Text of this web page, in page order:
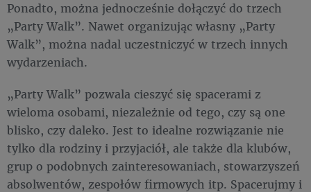
Ponadto, można jednocześnie dołączyć do trzech
„Party Walk”. Nawet organizując własny „Party
Walk”, można nadal uczestniczyć w trzech innych
wydarzeniach.
„Party Walk” pozwala cieszyć się spacerami z
wieloma osobami, niezależnie od tego, czy są one
blisko, czy daleko. Jest to idealne rozwiązanie nie
tylko dla rodziny i przyjaciół, ale także dla klubów,
grup o podobnych zainteresowaniach, stowarzyszeń
absolwentów, zespołów firmowych itp. Spacerujmy i